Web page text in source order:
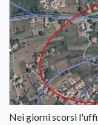
Nei giorni scorsi